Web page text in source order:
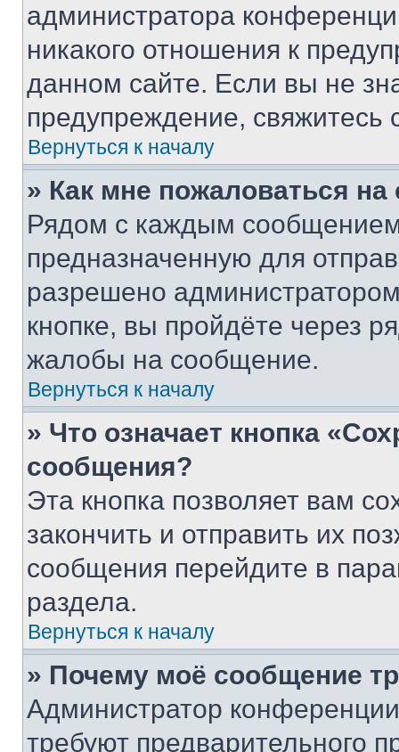
администратора
никакого отношения к
данном сайте. Если вы не
предупреждение,
Вернуться к началу
» Как мне пожаловаться
Рядом с каждым сообщением
предназначенную для
разрешено
кнопке, вы пройдёте через
жалобы на сообщение.
Вернуться к началу
» Что означает кнопка
сообщения?
Эта кнопка позволяет вам
закончить и отправить их
сообщения перейдите в
раздела.
Вернуться к началу
» Почему моё сообщение
Администратор
требуют предварительного